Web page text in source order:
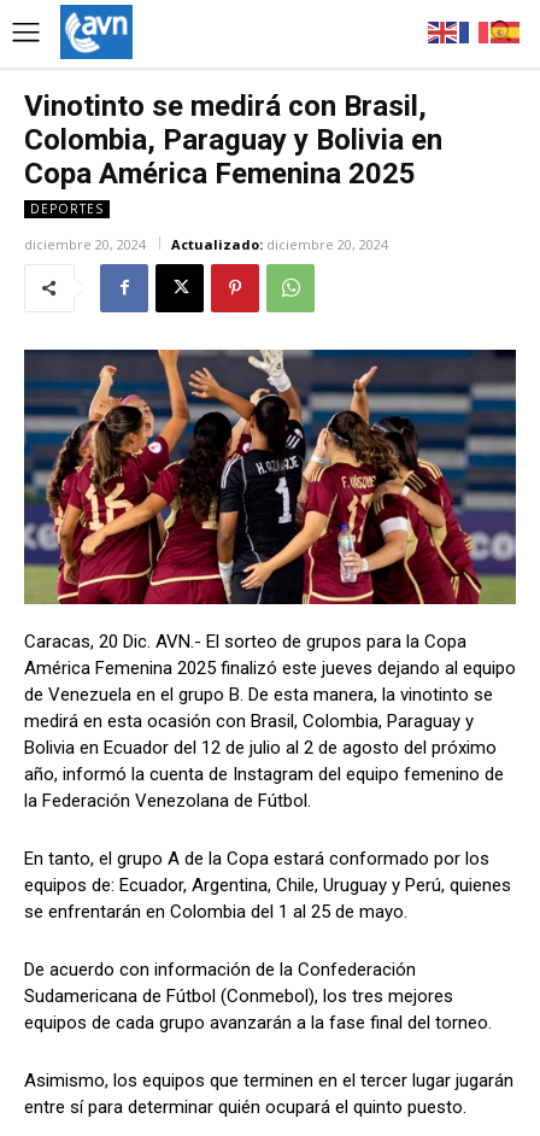
Vinotinto se medirá con Brasil,
Colombia, Paraguay y Bolivia en
Copa América Femenina 2025
DEPORTES
diciembre 20, 2024 Actualizado: diciembre 20, 2024
Caracas, 20 Dic. AVN.- El sorteo de grupos para la Copa
América Femenina 2025 finalizó este jueves dejando al equipo
de Venezuela en el grupo B. De esta manera, la vinotinto se
medirá en esta ocasión con Brasil, Colombia, Paraguay y
Bolivia en Ecuador del 12 de julio al 2 de agosto del próximo
año, informó la cuenta de Instagram del equipo femenino de
la Federación Venezolana de Fútbol.
En tanto, el grupo A de la Copa estará conformado por los
equipos de: Ecuador, Argentina, Chile, Uruguay y Perú, quienes
se enfrentarán en Colombia del 1 al 25 de mayo.
De acuerdo con información de la Confederación
Sudamericana de Fútbol (Conmebol), los tres mejores
equipos de cada grupo avanzarán a la fase final del torneo.
Asimismo, los equipos que terminen en el tercer lugar jugarán
entre sí para determinar quién ocupará el quinto puesto.